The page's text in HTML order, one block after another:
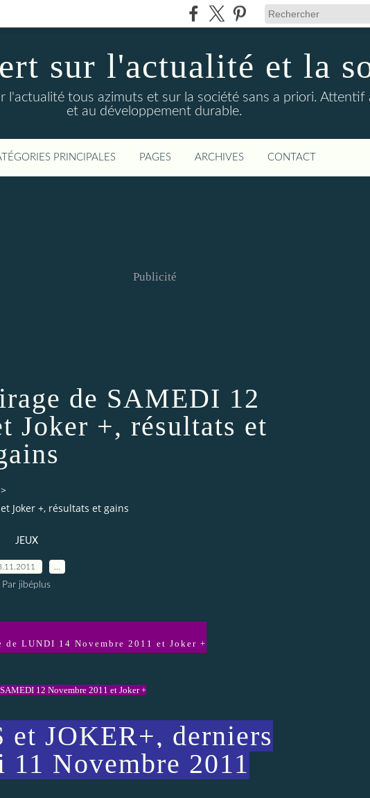
sur l'actualité et la
l'actualité tous azimuts et sur la société sans a priori. Attentif
et au développement durable.
PRINCIPALES PAGES ARCHIVES CONTACT
Publicité
de SAMEDI 12
Joker +, résultats et
>
Joker +, résultats et gains
JEUX
Par jibéplus
LUNDI 14 Novembre 2011 et Joker +
12 Novembre 2011 et Joker +
JOKER+, derniers
11 Novembre 2011